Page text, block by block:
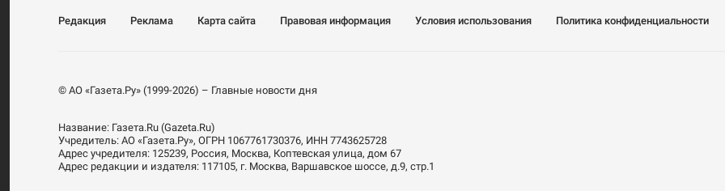
Редакция Реклама Карта сайта Правовая информация Условия использования Политика конфиденциальности
© АО «Газета.Ру» (1999-2026) – Главные новости дня
Название: Газета.Ru (Gazeta.Ru)
Учредитель: АО «Газета.Ру», ОГРН 1067761730376, ИНН 7743625728
Адрес учредителя: 125239, Россия, Москва, Коптевская улица, дом 67
Адрес редакции и издателя: 117105, г. Москва, Варшавское шоссе, д.9, стр.1